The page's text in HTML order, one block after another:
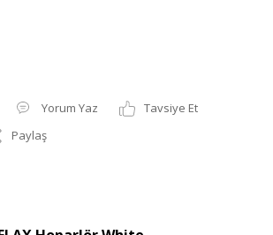
Yorum Yaz
Tavsiye Et
Paylaş